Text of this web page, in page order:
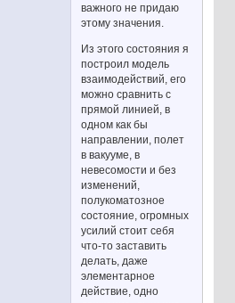
важного не придаю
этому значения.
Из этого состояния я
построил модель
взаимодействий, его
можно сравнить с
прямой линией, в
одном как бы
направлении, полет
в вакууме, в
невесомости и без
изменений,
полукоматозное
состояние, огромных
усилий стоит себя
что-то заставить
делать, даже
элементарное
действие, одно